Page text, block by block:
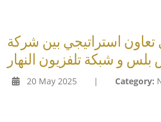
تعاون استراتيجي بين شركة
و شبكة تلفزيون النهار
20 May 2025 | Category: